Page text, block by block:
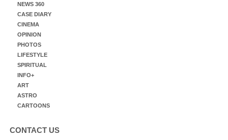
NEWS 360
CASE DIARY
CINEMA
OPINION
PHOTOS
LIFESTYLE
SPIRITUAL
INFO+
ART
ASTRO
CARTOONS
CONTACT US